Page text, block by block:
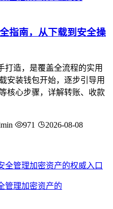
指南，从下载到安全操
打造，是覆盖全流程的实用
安装钱包开始，逐步引导用
核心步骤，详解转账、收款
971 2026-08-08
管理加密资产的